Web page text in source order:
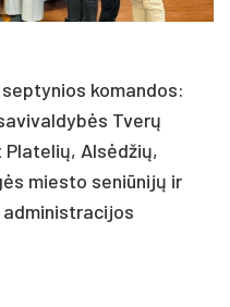
komandos:
Tverų
Alsėdžių,
miesto seniūnijų ir